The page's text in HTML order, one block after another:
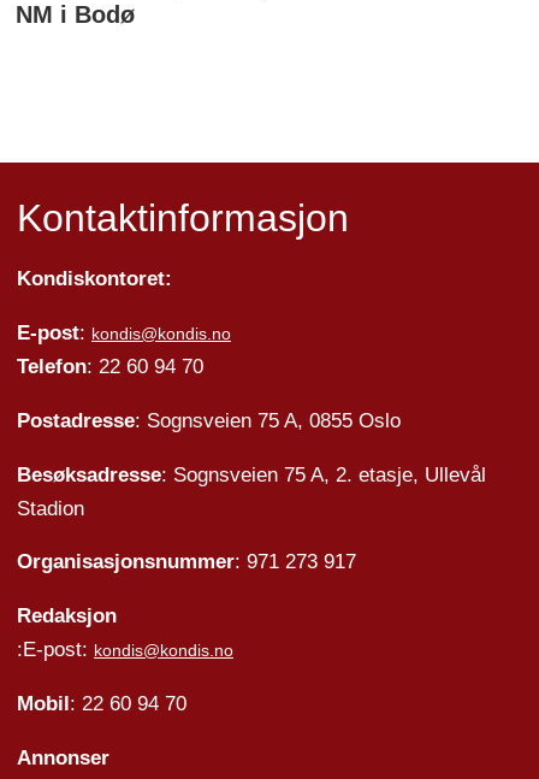
NM i Bodø
Kontaktinformasjon
Kondiskontoret:
E-post: kondis@kondis.no
Telefon: 22 60 94 70
Postadresse: Sognsveien 75 A, 0855 Oslo
Besøksadresse: Sognsveien 75 A, 2. etasje, Ullevål
Stadion
Organisasjonsnummer: 971 273 917
Redaksjon
:E-post: kondis@kondis.no
Mobil : 22 60 94 70
Annonser